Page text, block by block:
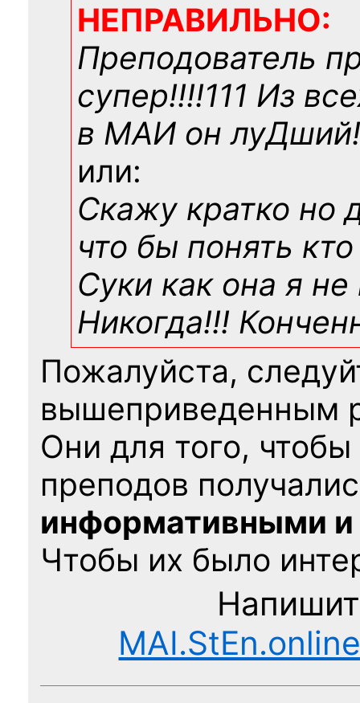
НЕПРАВИЛЬНО:
Преподователь
супер!!!!111 Из
в МАИ он
или:
Скажу кратко но
что бы понять
Суки как она я не
Никогда!!!
Пожалуйста,
вышеприведенным
Они для того,
преподов
информативными
Чтобы их было